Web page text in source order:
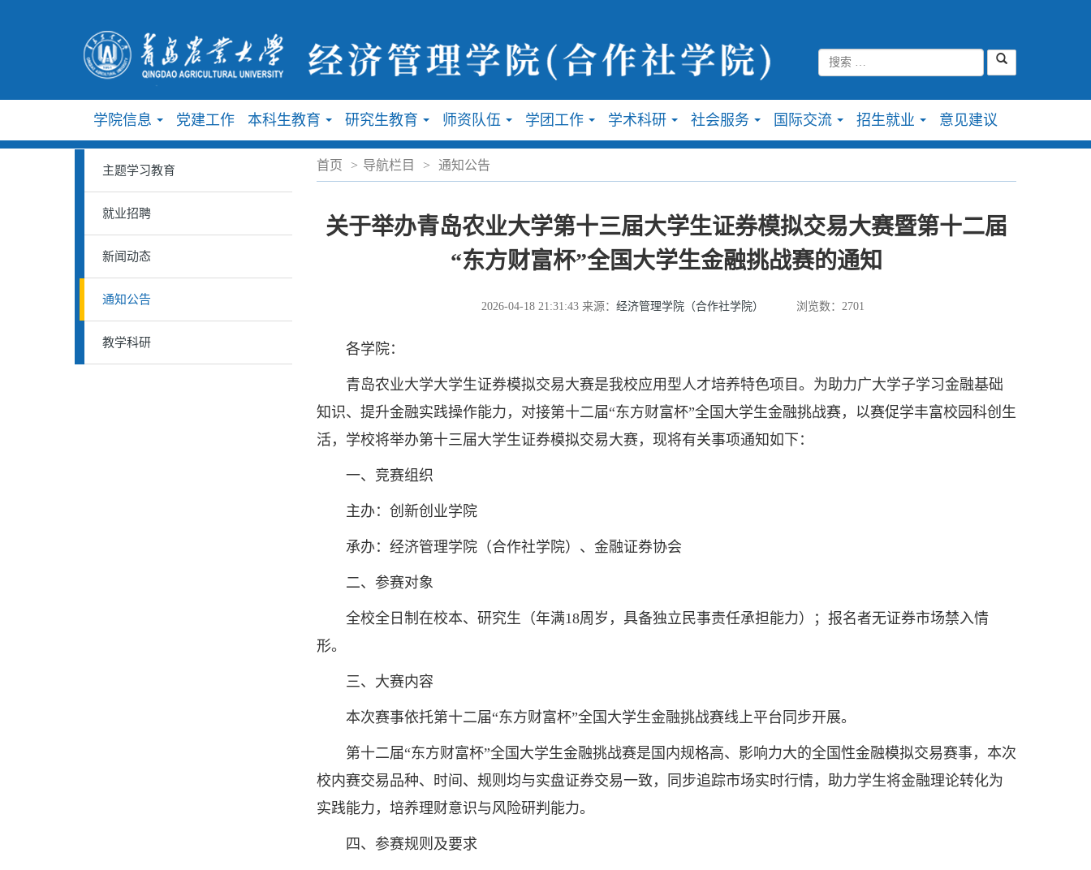
学院信息 党建工作 本科生教育 研究生教育 师资队伍 学团工作 学术科研 社会服务 国际交流 招生就业 意见建议
主题学习教育
就业招聘
新闻动态
通知公告
教学科研
首页 > 导航栏目 > 通知公告
关于举办青岛农业大学第十三届大学生证券模拟交易大赛暨第十二届
“东方财富杯”全国大学生金融挑战赛的通知
2026-04-18 21:31:43 来源： 经济管理学院（合作社学院） 浏览数： 2701
各学院：
青岛农业大学大学生证券模拟交易大赛是我校应用型人才培养特色项目。为助力广大学子学习金融基础
知识、提升金融实践操作能力，对接第十二届“东方财富杯”全国大学生金融挑战赛，以赛促学丰富校园科创生
活，学校将举办第十三届大学生证券模拟交易大赛，现将有关事项通知如下：
一、竞赛组织
主办：创新创业学院
承办：经济管理学院（合作社学院）、金融证券协会
二、参赛对象
全校全日制在校本、研究生（年满18周岁，具备独立民事责任承担能力）；报名者无证券市场禁入情
形。
三、大赛内容
本次赛事依托第十二届“东方财富杯”全国大学生金融挑战赛线上平台同步开展。
第十二届“东方财富杯”全国大学生金融挑战赛是国内规格高、影响力大的全国性金融模拟交易赛事，本次
校内赛交易品种、时间、规则均与实盘证券交易一致，同步追踪市场实时行情，助力学生将金融理论转化为
实践能力，培养理财意识与风险研判能力。
四、参赛规则及要求